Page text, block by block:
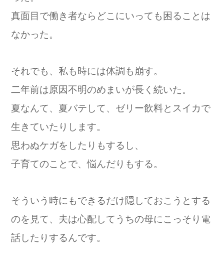
真面目で働き者ならどこにいっても困ることは
なかった。
それでも、私も時には体調も崩す。
二年前は原因不明のめまいが長く続いた。
夏なんて、夏バテして、ゼリー飲料とスイカで
生きていたりします。
思わぬケガをしたりもするし、
子育てのことで、悩んだりもする。
そういう時にもできるだけ隠しておこうとする
のを見て、夫は心配してうちの母にこっそり電
話したりするんです。